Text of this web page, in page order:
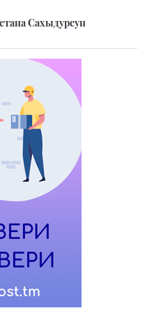
Сахыдурсун